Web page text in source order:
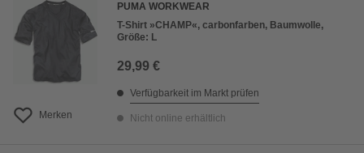
Merken
PUMA WORKWEAR
T-Shirt »CHAMP«, carbonfarben, Baumwolle,
Größe: L
29,99 €
Verfügbarkeit im Markt prüfen
Nicht online erhältlich